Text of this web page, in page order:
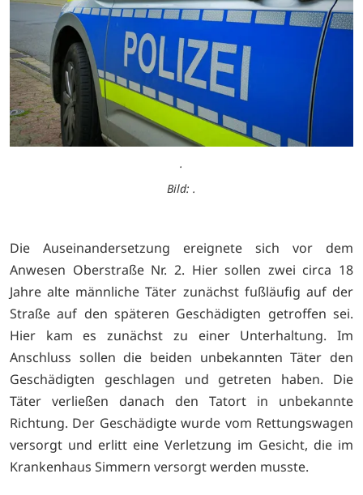
.
Bild: .
Die Auseinandersetzung ereignete sich vor dem
Anwesen Oberstraße Nr. 2. Hier sollen zwei circa 18
Jahre alte männliche Täter zunächst fußläufig auf der
Straße auf den späteren Geschädigten getroffen sei.
Hier kam es zunächst zu einer Unterhaltung. Im
Anschluss sollen die beiden unbekannten Täter den
Geschädigten geschlagen und getreten haben. Die
Täter verließen danach den Tatort in unbekannte
Richtung. Der Geschädigte wurde vom Rettungswagen
versorgt und erlitt eine Verletzung im Gesicht, die im
Krankenhaus Simmern versorgt werden musste.